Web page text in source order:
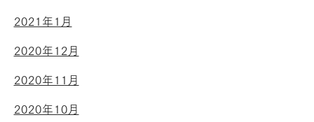
2021年1月
2020年12月
2020年11月
2020年10月